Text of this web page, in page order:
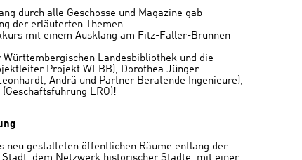
durch alle Geschosse und Magazine gab
der erläuterten Themen.
mit einem Ausklang am Fitz-Faller-Brunnen
Landesbibliothek und die
Projekt WLBB), Dorothea Jünger
Andrä und Partner Beratende Ingenieure),
LRO)!
neu gestalteten öffentlichen Räume entlang der